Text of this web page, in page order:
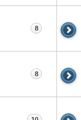
8
8